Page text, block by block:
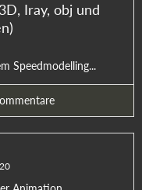
Iray, obj und
Speedmodelling...